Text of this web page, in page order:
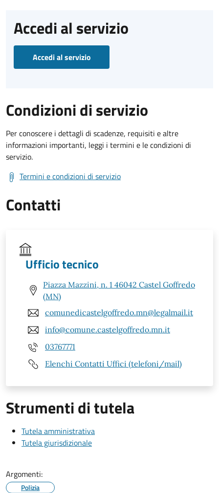
Accedi al servizio
Accedi al servizio
Condizioni di servizio
Per conoscere i dettagli di scadenze, requisiti e altre
informazioni importanti, leggi i termini e le condizioni di
servizio.
Termini e condizioni di servizio
Contatti
Ufficio tecnico
Piazza Mazzini, n. 1 46042 Castel Goffredo
(MN)
comunedicastelgoffredo.mn@legalmail.it
info@comune.castelgoffredo.mn.it
03767771
Elenchi Contatti Uffici (telefoni/mail)
Strumenti di tutela
Tutela amministrativa
Tutela giurisdizionale
Argomenti:
Polizia